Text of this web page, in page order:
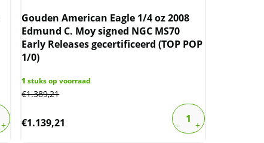
Gouden American Eagle 1/4 oz 2008
Edmund C. Moy signed NGC MS70
Early Releases gecertificeerd (TOP POP
1/0)
1 stuks op voorraad
€1.389,21
€1.139,21